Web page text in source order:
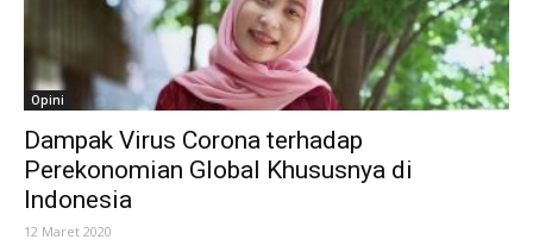
Opini
Dampak Virus Corona terhadap
Perekonomian Global Khususnya di
Indonesia
12 Maret 2020